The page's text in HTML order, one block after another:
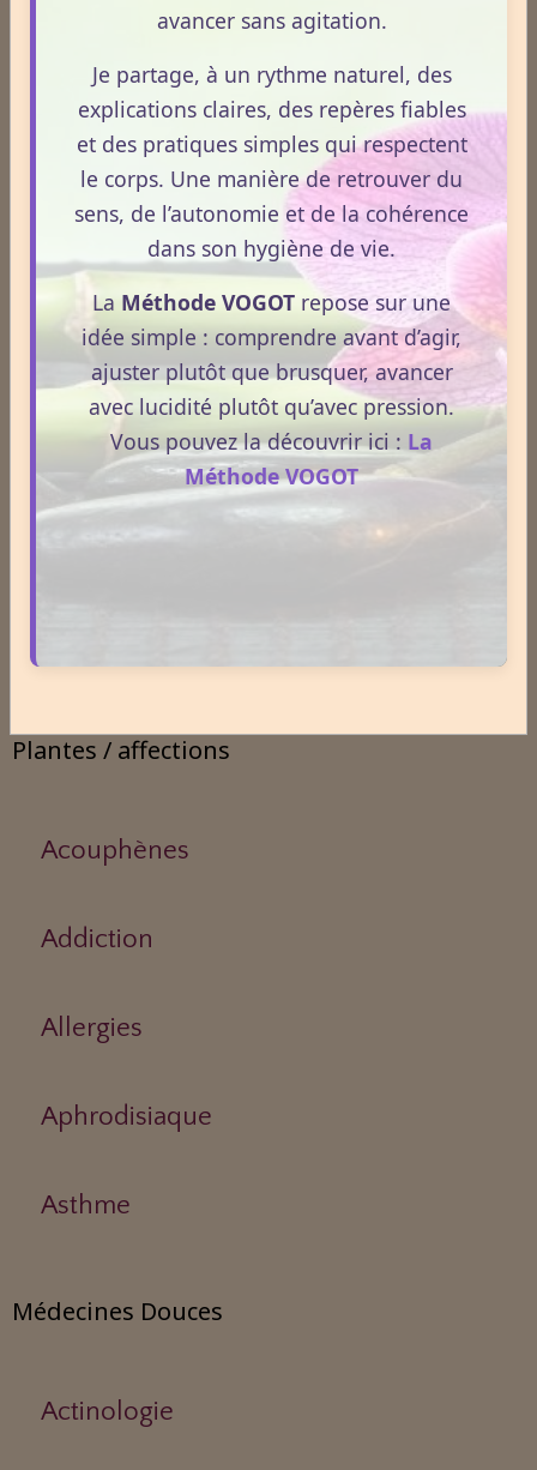
Dossiers
Le Frêne commun
Le Sens des Maux
Le monde Merveilleux du Thé
Plantes / affections
Acouphènes
Addiction
Allergies
Aphrodisiaque
Asthme
Médecines Douces
Actinologie
avancer sans agitation.
Je partage, à un rythme naturel, des
explications claires, des repères fiables
et des pratiques simples qui respectent
le corps. Une manière de retrouver du
sens, de l’autonomie et de la cohérence
dans son hygiène de vie.
La Méthode VOGOT repose sur une
idée simple : comprendre avant d’agir,
ajuster plutôt que brusquer, avancer
avec lucidité plutôt qu’avec pression.
Vous pouvez la découvrir ici : La
Méthode VOGOT